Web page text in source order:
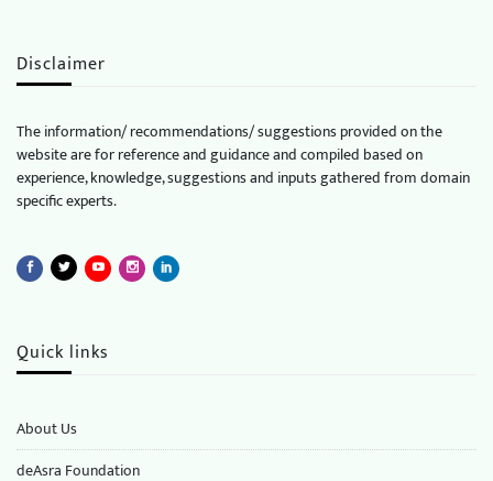
Disclaimer
The information/ recommendations/ suggestions provided on the
website are for reference and guidance and compiled based on
experience, knowledge, suggestions and inputs gathered from domain
specific experts.
Quick links
About Us
deAsra Foundation